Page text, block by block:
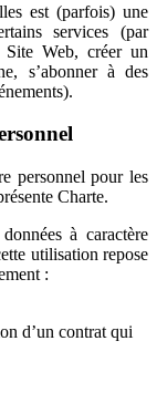
est (parfois) une
services (par
Site Web, créer un
s’abonner à des
personnel pour les
Charte.
à caractère
utilisation repose
:
d’un contrat qui